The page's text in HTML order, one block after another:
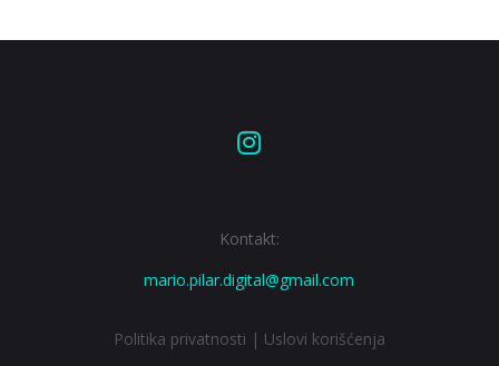

Kontakt:
mario.pilar.digital@gmail.com
Politika privatnosti | Uslovi korišćenja